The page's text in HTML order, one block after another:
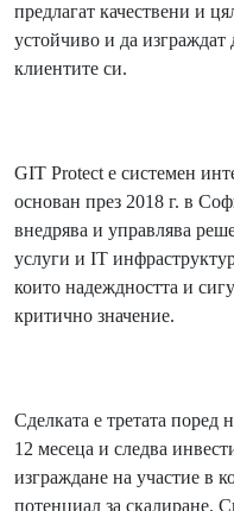
предлагат качествени и
устойчиво и да изграждат
клиентите си.
GIT Protect е системен
основан през 2018 г. в
внедрява и управлява
услуги и IT
които надеждността и
критично значение.
Сделката е третата поред
12 месеца и следва
изграждане на участие в
потенциал за скалиране.